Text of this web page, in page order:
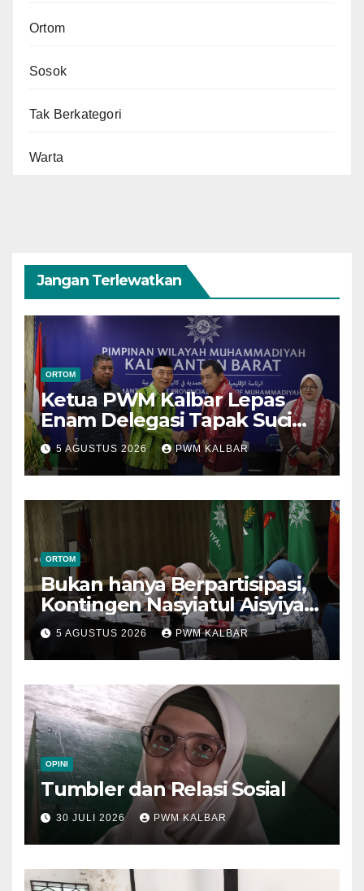
Ortom
Sosok
Tak Berkategori
Warta
Jangan Terlewatkan
ORTOM
Ketua PWM Kalbar Lepas
Enam Delegasi Tapak Suci
Menuju Muktamar XVI di
Semarang
5 AGUSTUS 2026 PWM KALBAR
ORTOM
Bukan hanya Berpartisipasi,
Kontingen Nasyiatul Aisyiyah
Kalbar Perjuangkan Program
di Muktamar XV
5 AGUSTUS 2026 PWM KALBAR
OPINI
Tumbler dan Relasi Sosial
30 JULI 2026 PWM KALBAR